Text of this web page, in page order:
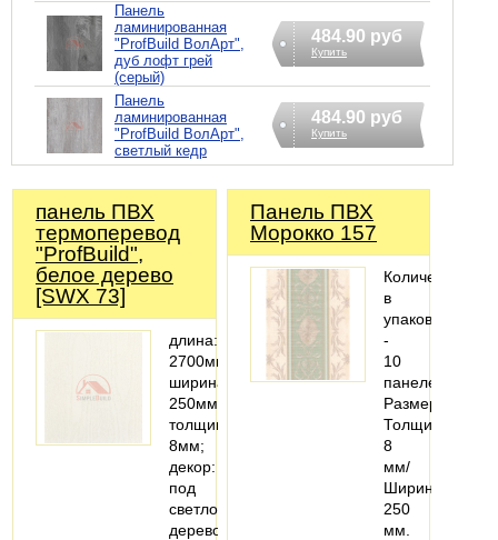
Панель
ламинированная
"ProfBuild ВолАрт",
дуб лофт грей
(серый)
484.90 руб
Купить
Панель
ламинированная
"ProfBuild ВолАрт",
светлый кедр
484.90 руб
Купить
панель ПВХ
термоперевод
"ProfBuild",
белое дерево
[SWX 73]
длина:
2700мм;
ширина:
250мм;
толщина:
8мм;
декор:
под
светлое
дерево
Панель ПВХ
Морокко 157
Количество
в
упаковке
-
10
панелей
Размер:
Толщина
8
мм/
Ширина
250
мм.